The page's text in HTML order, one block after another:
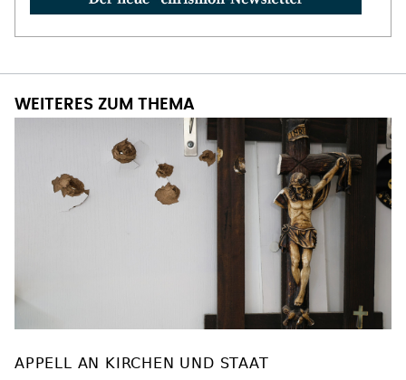
WEITERES ZUM THEMA
APPELL AN KIRCHEN UND STAAT